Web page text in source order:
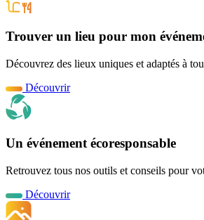
Trouver un lieu pour mon
Découvrez des lieux uniques et adaptés à
Découvrir
Un événement écoresponsable
Retrouvez tous nos outils et conseils pour
Découvrir